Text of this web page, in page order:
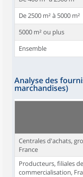
De 2500 m² à 5000 m²
5000 m² ou plus
Ensemble
Analyse des
marchandises)
Centrales d'achats,
France
Producteurs, filiales de
commercialisation,